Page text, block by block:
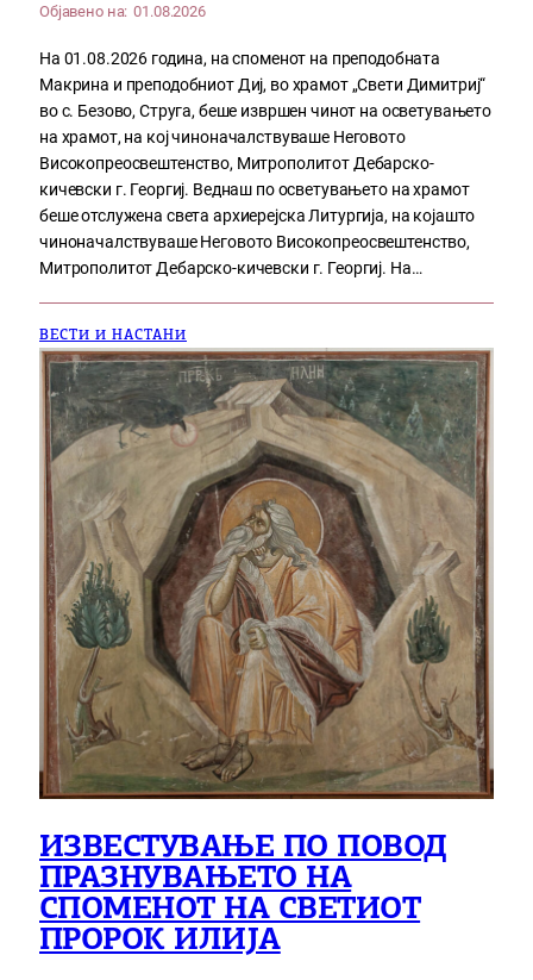
Објавено на: 01.08.2026
На 01.08.2026 година, на споменот на преподобната
Макрина и преподобниот Диј, во храмот „Свети Димитриј“
во с. Безово, Струга, беше извршен чинот на осветувањето
на храмот, на кој чиноначалствуваше Неговото
Високопреосвештенство, Митрополитот Дебарско-
кичевски г. Георгиј. Веднаш по осветувањето на храмот
беше отслужена света архиерејска Литургија, на којашто
чиноначалствуваше Неговото Високопреосвештенство,
Митрополитот Дебарско-кичевски г. Георгиј. На…
ВЕСТИ И НАСТАНИ
ИЗВЕСТУВАЊЕ ПО ПОВОД
ПРАЗНУВАЊЕТО НА
СПОМЕНОТ НА СВЕТИОТ
ПРОРОК ИЛИЈА